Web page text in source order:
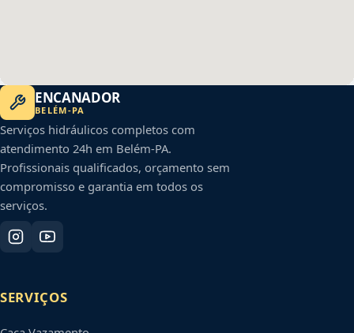
ENCANADOR
BELÉM-PA
Serviços hidráulicos completos com
atendimento 24h em Belém-PA.
Profissionais qualificados, orçamento sem
compromisso e garantia em todos os
serviços.
SERVIÇOS